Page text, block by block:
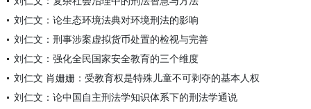
刘仁文：论生态环境法典对环境刑法的影响
刘仁文：刑事涉案虚拟货币处置的检视与完善
刘仁文：强化全民国家安全教育的三个维度
刘仁文 肖姗姗：受教育权是特殊儿童不可剥夺的基本人权
刘仁文：论中国自主刑法学知识体系下的刑法学通说